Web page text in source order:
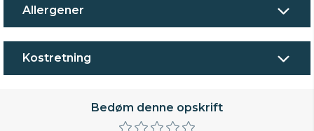
Allergener
Kostretning
Bedøm denne opskrift